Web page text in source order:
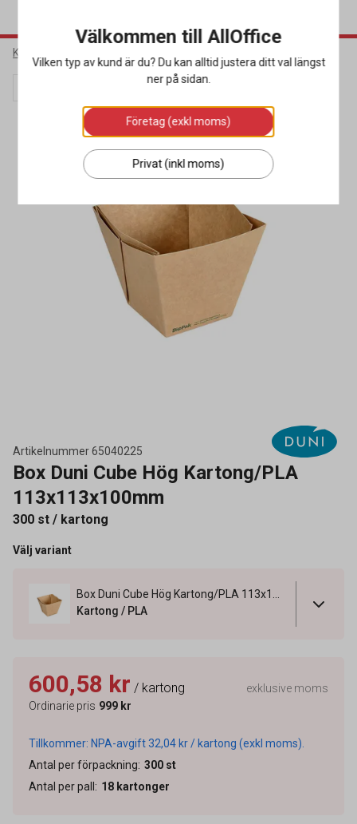
Kök & Servering
Miljöval
Artikelnummer65040225
Box Duni Cube Hög Kartong/PLA
113x113x100mm
300 st / kartong
Välj variant
Kartong / PLA
600,58 kr / kartong
Ordinarie pris 999 kr
exklusive moms
Tillkommer: NPA-avgift 32,04 kr / kartong (exkl moms).
Antal per förpackning: 300 st
Antal per pall : 18 kartonger
Välkommen till AllOffice
Vilken typ av kund är du? Du kan alltid justera ditt val längst
ner på sidan.
Företag (exkl moms)
Privat (inkl moms)